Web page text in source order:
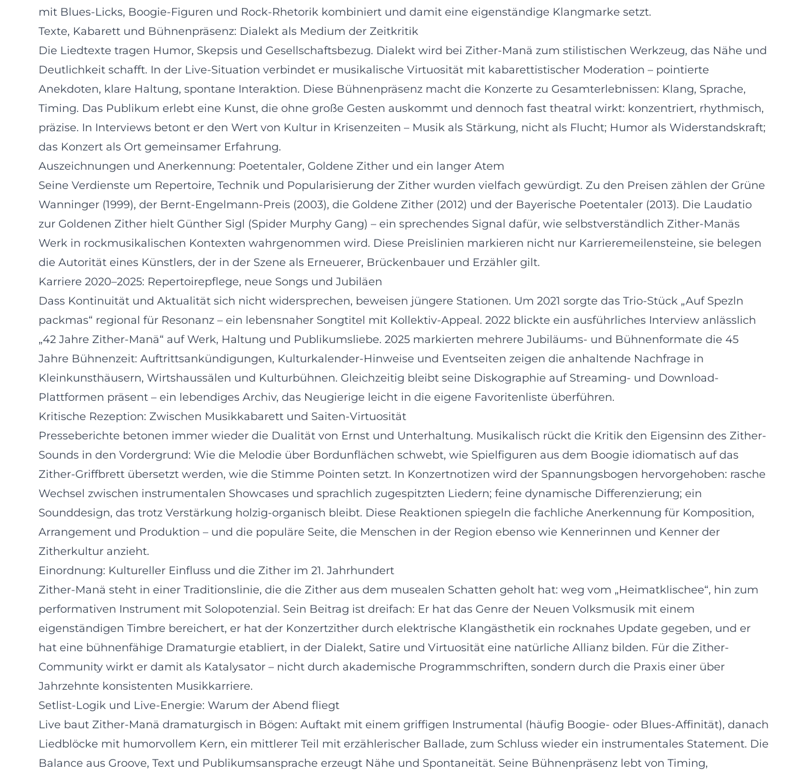
mit Blues-Licks, Boogie-Figuren und Rock-Rhetorik kombiniert und damit eine eigenständige Klangmarke setzt.
Texte, Kabarett und Bühnenpräsenz: Dialekt als Medium der Zeitkritik
Die Liedtexte tragen Humor, Skepsis und Gesellschaftsbezug. Dialekt wird bei Zither-Manä zum stilistischen Werkzeug, das Nähe und
Deutlichkeit schafft. In der Live-Situation verbindet er musikalische Virtuosität mit kabarettistischer Moderation – pointierte
Anekdoten, klare Haltung, spontane Interaktion. Diese Bühnenpräsenz macht die Konzerte zu Gesamterlebnissen: Klang, Sprache,
Timing. Das Publikum erlebt eine Kunst, die ohne große Gesten auskommt und dennoch fast theatral wirkt: konzentriert, rhythmisch,
präzise. In Interviews betont er den Wert von Kultur in Krisenzeiten – Musik als Stärkung, nicht als Flucht; Humor als Widerstandskraft;
das Konzert als Ort gemeinsamer Erfahrung.
Auszeichnungen und Anerkennung: Poetentaler, Goldene Zither und ein langer Atem
Seine Verdienste um Repertoire, Technik und Popularisierung der Zither wurden vielfach gewürdigt. Zu den Preisen zählen der Grüne
Wanninger (1999), der Bernt-Engelmann-Preis (2003), die Goldene Zither (2012) und der Bayerische Poetentaler (2013). Die Laudatio
zur Goldenen Zither hielt Günther Sigl (Spider Murphy Gang) – ein sprechendes Signal dafür, wie selbstverständlich Zither-Manäs
Werk in rockmusikalischen Kontexten wahrgenommen wird. Diese Preislinien markieren nicht nur Karrieremeilensteine, sie belegen
die Autorität eines Künstlers, der in der Szene als Erneuerer, Brückenbauer und Erzähler gilt.
Karriere 2020–2025: Repertoirepflege, neue Songs und Jubiläen
Dass Kontinuität und Aktualität sich nicht widersprechen, beweisen jüngere Stationen. Um 2021 sorgte das Trio-Stück „Auf Spezln
packmas“ regional für Resonanz – ein lebensnaher Songtitel mit Kollektiv-Appeal. 2022 blickte ein ausführliches Interview anlässlich
„42 Jahre Zither-Manä“ auf Werk, Haltung und Publikumsliebe. 2025 markierten mehrere Jubiläums- und Bühnenformate die 45
Jahre Bühnenzeit: Auftrittsankündigungen, Kulturkalender-Hinweise und Eventseiten zeigen die anhaltende Nachfrage in
Kleinkunsthäusern, Wirtshaussälen und Kulturbühnen. Gleichzeitig bleibt seine Diskographie auf Streaming- und Download-
Plattformen präsent – ein lebendiges Archiv, das Neugierige leicht in die eigene Favoritenliste überführen.
Kritische Rezeption: Zwischen Musikkabarett und Saiten-Virtuosität
Presseberichte betonen immer wieder die Dualität von Ernst und Unterhaltung. Musikalisch rückt die Kritik den Eigensinn des Zither-
Sounds in den Vordergrund: Wie die Melodie über Bordunflächen schwebt, wie Spielfiguren aus dem Boogie idiomatisch auf das
Zither-Griffbrett übersetzt werden, wie die Stimme Pointen setzt. In Konzertnotizen wird der Spannungsbogen hervorgehoben: rasche
Wechsel zwischen instrumentalen Showcases und sprachlich zugespitzten Liedern; feine dynamische Differenzierung; ein
Sounddesign, das trotz Verstärkung holzig-organisch bleibt. Diese Reaktionen spiegeln die fachliche Anerkennung für Komposition,
Arrangement und Produktion – und die populäre Seite, die Menschen in der Region ebenso wie Kennerinnen und Kenner der
Zitherkultur anzieht.
Einordnung: Kultureller Einfluss und die Zither im 21. Jahrhundert
Zither-Manä steht in einer Traditionslinie, die die Zither aus dem musealen Schatten geholt hat: weg vom „Heimatklischee“, hin zum
performativen Instrument mit Solopotenzial. Sein Beitrag ist dreifach: Er hat das Genre der Neuen Volksmusik mit einem
eigenständigen Timbre bereichert, er hat der Konzertzither durch elektrische Klangästhetik ein rocknahes Update gegeben, und er
hat eine bühnenfähige Dramaturgie etabliert, in der Dialekt, Satire und Virtuosität eine natürliche Allianz bilden. Für die Zither-
Community wirkt er damit als Katalysator – nicht durch akademische Programmschriften, sondern durch die Praxis einer über
Jahrzehnte konsistenten Musikkarriere.
Setlist-Logik und Live-Energie: Warum der Abend fliegt
Live baut Zither-Manä dramaturgisch in Bögen: Auftakt mit einem griffigen Instrumental (häufig Boogie- oder Blues-Affinität), danach
Liedblöcke mit humorvollem Kern, ein mittlerer Teil mit erzählerischer Ballade, zum Schluss wieder ein instrumentales Statement. Die
Balance aus Groove, Text und Publikumsansprache erzeugt Nähe und Spontaneität. Seine Bühnenpräsenz lebt von Timing,